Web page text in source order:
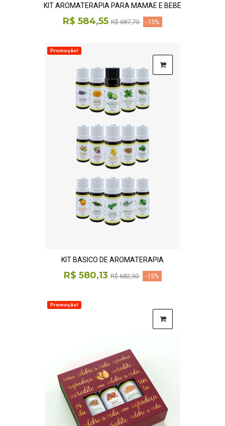
KIT AROMATERAPIA PARA MAMÃE E BEBÊ
R$ 584,55 R$ 687,70 -15%
Promoção!
KIT BÁSICO DE AROMATERAPIA
R$ 580,13R$ 682,50 -15%
Promoção!